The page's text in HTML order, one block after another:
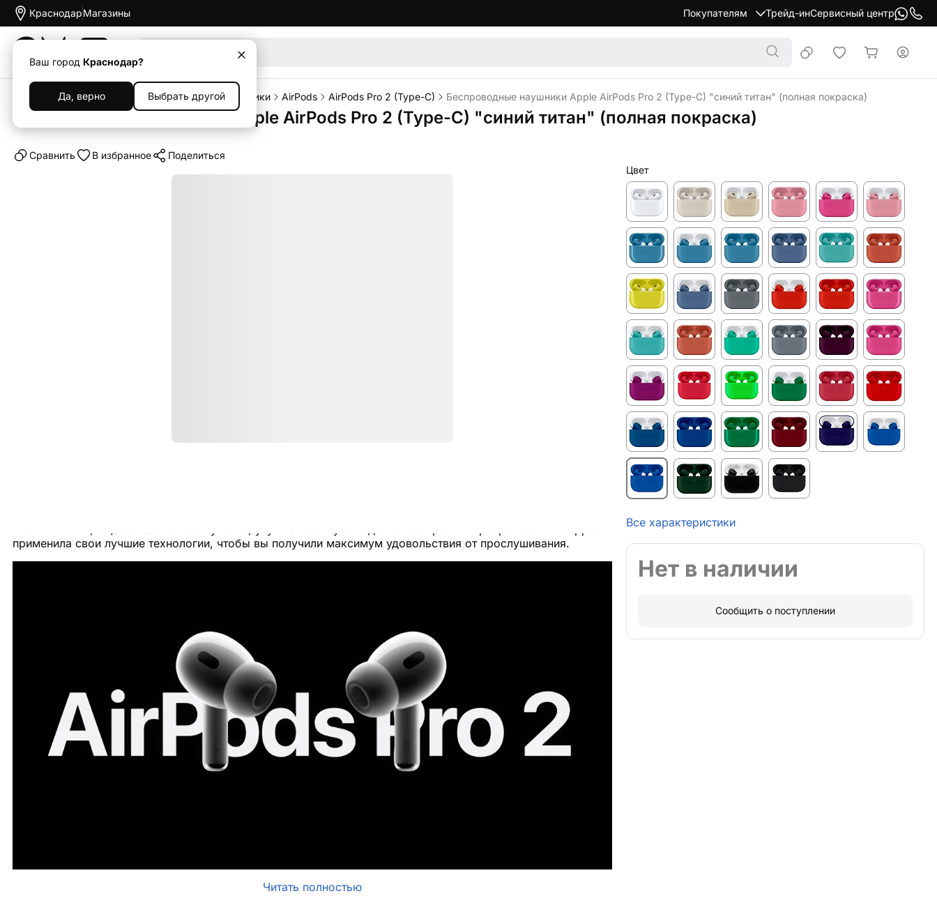
Краснодар
Ваш город Краснодар?
Да, верно Выбрать другой
Магазины Покупателям Трейд-инСервисный центр
Каталог Наушники и колонки Наушники AirPods AirPods Pro 2 (Type-C) Беспроводные наушники Apple AirPods Pro 2 (Type-C) "синий титан" (полная покраска)
Беспроводные наушники Apple AirPods Pro 2 (Type-C) "синий титан" (полная покраска)
Cравнить В избранное Поделиться
применила свои лучшие технологии, чтобы вы получили максимум удовольствия от прослушивания.
Читать полностью
Цвет
Все характеристики
Нет в наличии
Сообщить о поступлении